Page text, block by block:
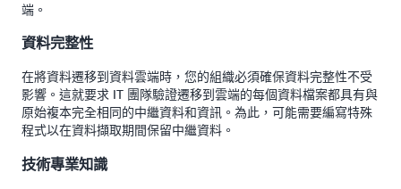
端。
資料完整性
在將資料遷移到資料雲端時，您的組織必須確保資料完整性不受
影響。這就要求 IT 團隊驗證遷移到雲端的每個資料檔案都具有與
原始複本完全相同的中繼資料和資訊。為此，可能需要編寫特殊
程式以在資料擷取期間保留中繼資料。
技術專業知識